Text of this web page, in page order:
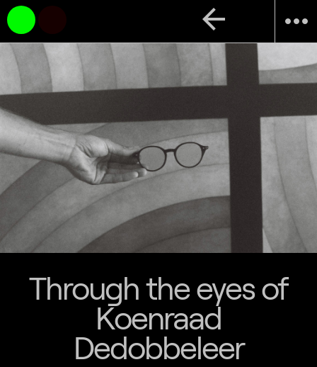
more_horiz
arrow_back
Through the eyes of
Koenraad
Dedobbeleer